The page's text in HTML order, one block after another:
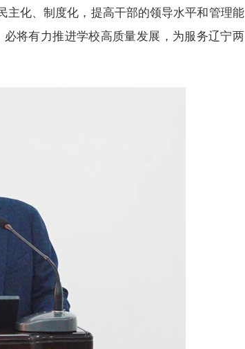
主化、制度化，提高干部的领导水平和管理能
将有力推进学校高质量发展，为服务辽宁两